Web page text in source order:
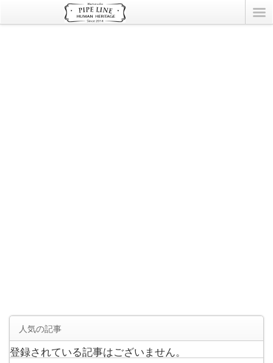
人気の記事
登録されている記事はございません。